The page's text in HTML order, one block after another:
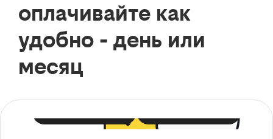
оплачивайте как
удобно - день или
месяц